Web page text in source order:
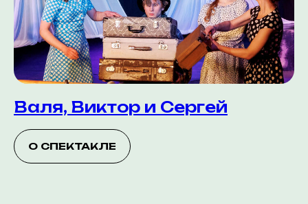
Валя, Виктор и Сергей
О СПЕКТАКЛЕ